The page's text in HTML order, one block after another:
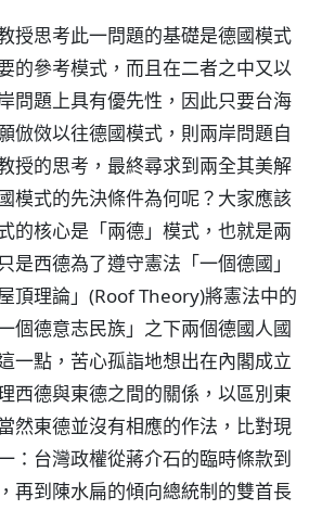
授思考此一問題的基礎是德國模式
的參考模式，而且在二者之中又以
問題上具有優先性，因此只要台海
倣傚以往德國模式，則兩岸問題自
授的思考，最終尋求到兩全其美解
模式的先決條件為何呢？大家應該
的核心是「兩德」模式，也就是兩
是西德為了遵守憲法「一個德國」
頂理論」(Roof Theory)將憲法中的
個德意志民族」之下兩個德國人國
一點，苦心孤詣地想出在內閣成立
西德與東德之間的關係，以區別東
然東德並沒有相應的作法，比對現
：台灣政權從蔣介石的臨時條款到
再到陳水扁的傾向總統制的雙首長